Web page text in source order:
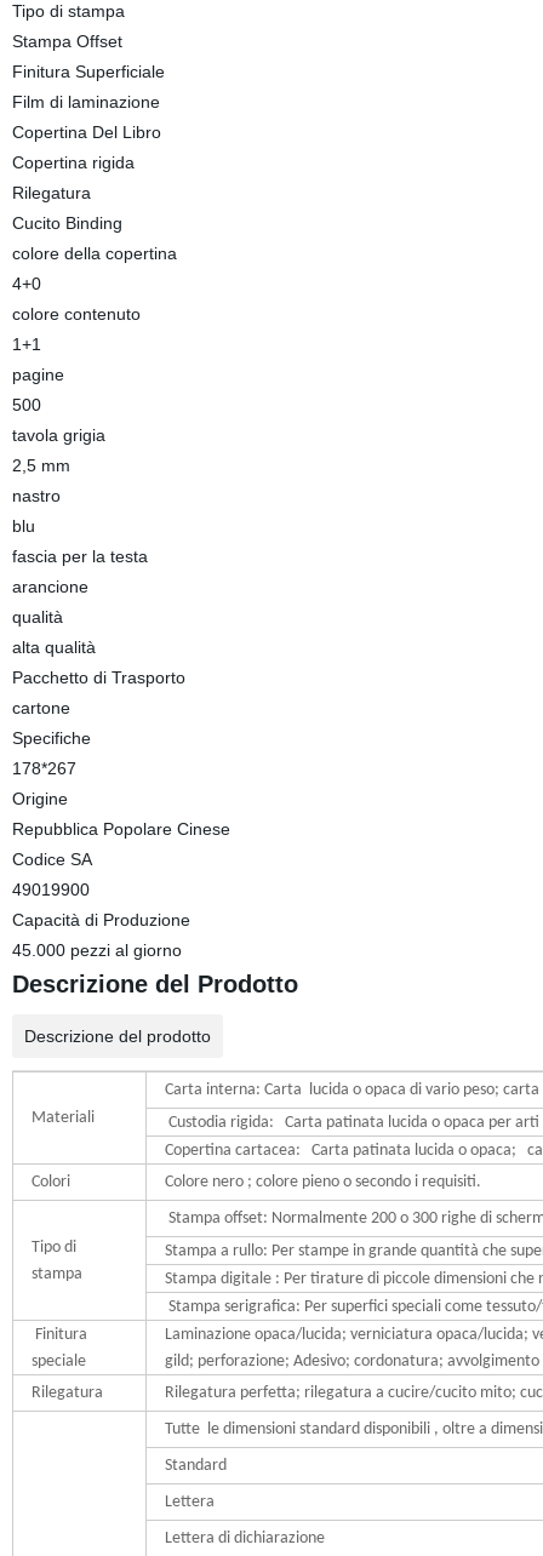
Tipo di stampa
Stampa Offset
Finitura Superficiale
Film di laminazione
Copertina Del Libro
Copertina rigida
Rilegatura
Cucito Binding
colore della copertina
4+0
colore contenuto
1+1
pagine
500
tavola grigia
2,5 mm
nastro
blu
fascia per la testa
arancione
qualità
alta qualità
Pacchetto di Trasporto
cartone
Specifiche
178*267
Origine
Repubblica Popolare Cinese
Codice SA
49019900
Capacità di Produzione
45.000 pezzi al giorno
Descrizione del Prodotto
Descrizione del prodotto
Materiali
Carta interna: Carta lucida o opaca di vario peso;
Custodia rigida: Carta patinata lucida o opaca per
Copertina cartacea: Carta patinata lucida o opaca;
Colori
Colore nero ; colore pieno o secondo i requisiti.
Tipo di
stampa
Stampa offset: Normalmente 200 o 300 righe di
Stampa a rullo: Per stampe in grande quantità che
Stampa digitale : Per tirature di piccole dimensioni che
Stampa serigrafica: Per superfici speciali come
Finitura
speciale
Laminazione opaca/lucida; verniciatura opaca/lucida;
gild; perforazione; Adesivo; cordonatura; avvolgimento
Rilegatura
Rilegatura perfetta; rilegatura a cucire/cucito mito;
Tutte le dimensioni standard disponibili , oltre a
Standard
Lettera
Lettera di dichiarazione